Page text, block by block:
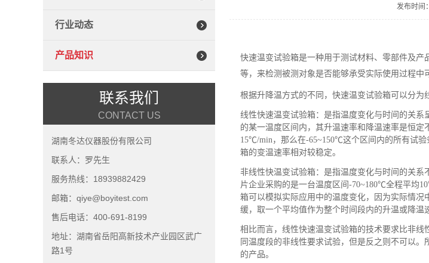
行业动态
产品知识
联系我们
CONTACT US
湖南冬达仪器股份有限公司
联系人：罗先生
服务热线：18939882429
邮箱：qiye@boyitest.com
售后电话：400-691-8199
地址：湖南省岳阳高新技术产业园区武广
路1号
发布时间
快速温变试验箱是一种用于测试材料、零部件及
等，来检测被测对象是否能够承受实际使用过程中
根据升降温方式的不同，快速温变试验箱可以分为
线性快速温变试验箱：是指温度变化与时间的关
的某一温度区间内，其升温速率和降温速率是恒
15℃/min，那么在-65~150℃这个区间内的所有试
箱的变温速率相对较稳定。
非线性快温变试验箱：是指温度变化与时间的关
片企业采购的是一台温度区间-70~180℃全程平均
箱可以模拟实际应用中的温度变化，因为实际情
缓，取一个平均值作为整个时间段内的升温或降温
相比而言，线性快速温变试验箱的技术要求比非
同温度段的非线性要求试验，但是反之则不可以
的产品。